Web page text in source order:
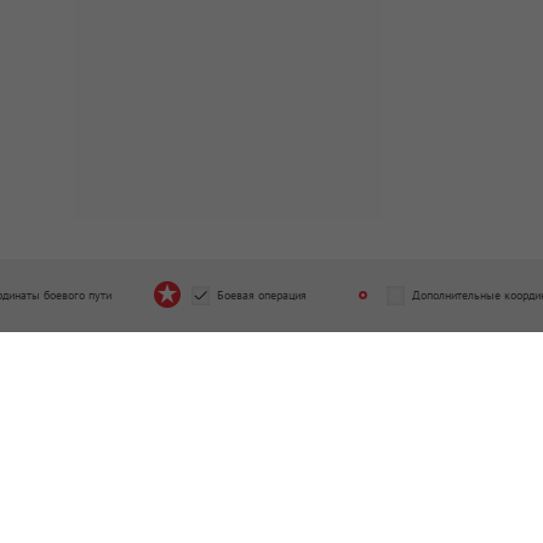
боевого пути Боевая операция Дополнительные